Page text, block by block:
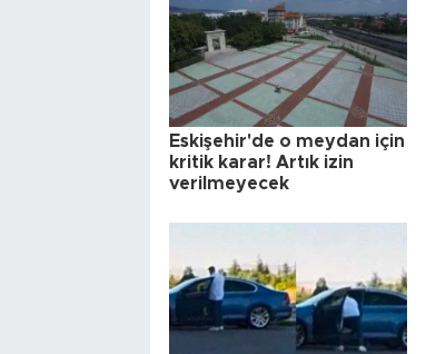
Eskişehir'de o meydan için
kritik karar! Artık izin
verilmeyecek